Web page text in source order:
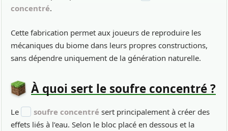
concentré.
Cette fabrication permet aux joueurs de reproduire les
mécaniques du biome dans leurs propres constructions,
sans dépendre uniquement de la génération naturelle.
À quoi sert le soufre concentré ?
Le soufre concentré sert principalement à créer des
effets liés à l’eau. Selon le bloc placé en dessous et la